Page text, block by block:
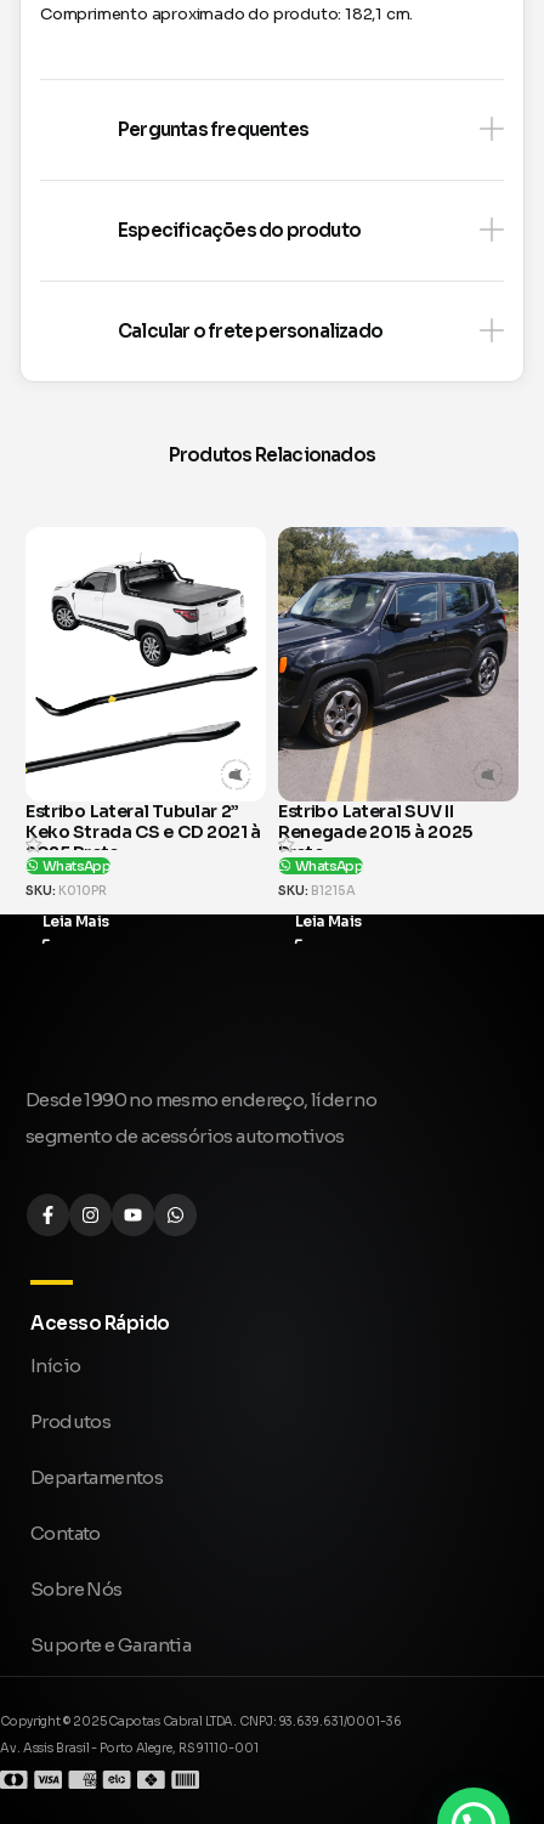
Comprimento aproximado do produto: 182,1 cm.
Perguntas frequentes
Especificações do produto
Calcular o frete personalizado
Produtos Relacionados
2”
2021 à
Estribo Lateral SUV II
Renegade 2015 à 2025
Preto
WhatsApp
SKU:
Leia Mais
Estribo Lateral Tubular
Hilux CD 2016 à 2025
WhatsApp
SKU:
Leia Mais
Desde 1990 no mesmo endereço, líder no
segmento de acessórios automotivos
Acesso Rápido
Início
Produtos
Departamentos
Contato
Sobre Nós
Suporte e Garantia
Copyright © 2025 Capotas Cabral LTDA. CNPJ: 93.639.631/0001-36
Av. Assis Brasil - Porto Alegre, RS 91110-001